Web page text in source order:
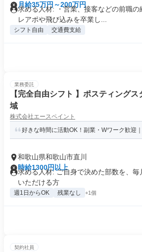
月給35万円～200万円
求める人材: ・営業、接客などの前職
レアポや飛び込みを卒業し...
シフト自由 交通費支給
業務委託
【完全自由シフト 】ポスティング
域
株式会社エースペイント
好きな時間に活動OK！副業・Wワーク歓迎
和歌山県和歌山市直川
時給1300円以上
求める人材: ご自身で決めた部数を、
いただける方
週1日からOK 残業なし +1個
契約社員